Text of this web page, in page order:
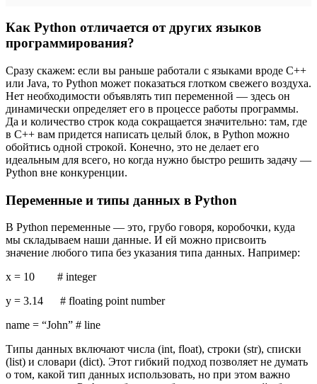
Как Python отличается от других языков
программирования?
Сразу скажем: если вы раньше работали с языками вроде C++
или Java, то Python может показаться глотком свежего воздуха.
Нет необходимости объявлять тип переменной — здесь он
динамически определяет его в процессе работы программы.
Да и количество строк кода сокращается значительно: там, где
в C++ вам придется написать целый блок, в Python можно
обойтись одной строкой. Конечно, это не делает его
идеальным для всего, но когда нужно быстро решить задачу —
Python вне конкуренции.
Переменные и типы данных в Python
В Python переменные — это, грубо говоря, коробочки, куда
мы складываем наши данные. И ей можно присвоить
значение любого типа без указания типа данных. Например:
x = 10 # integer
y = 3.14 # floating point number
name = “John” # line
Типы данных включают числа (int, float), строки (str), списки
(list) и словари (dict). Этот гибкий подход позволяет не думать
о том, какой тип данных использовать, но при этом важно